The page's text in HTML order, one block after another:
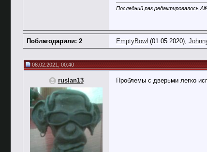
Последний раз редактировалось
Поблагодарили: 2 EmptyBowl (01.05.2020),
08.02.2021, 00:40
ruslan13 Проблемы с дверьми легко